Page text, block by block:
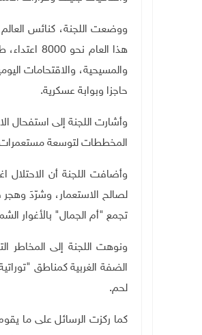
ووضعت اللجنة، كنائس
هذا العام
حاجزا وبوابة عسكرية.
المخططات لتوسعة مستعمرات أو إقامة أخرى، لبناء
تجمع "أم الجمال" بالأغوار
الضفة الغربية كمناطق
لحم.
كما ركزت الرسائل على ما